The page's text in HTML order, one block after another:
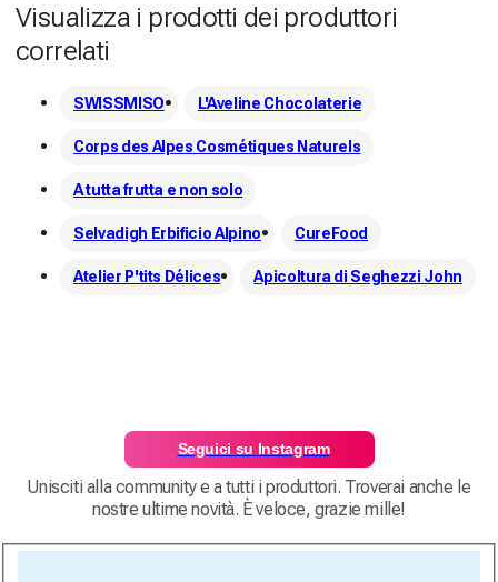
Visualizza i prodotti dei produttori
correlati
SWISSMISO L'Aveline Chocolaterie
Corps des Alpes Cosmétiques Naturels
A tutta frutta e non solo
Selvadigh Erbificio Alpino CureFood
Atelier P'tits Délices Apicoltura di Seghezzi John
Seguici su Instagram
Unisciti alla community e a tutti i produttori. Troverai anche le
nostre ultime novità. È veloce, grazie mille!